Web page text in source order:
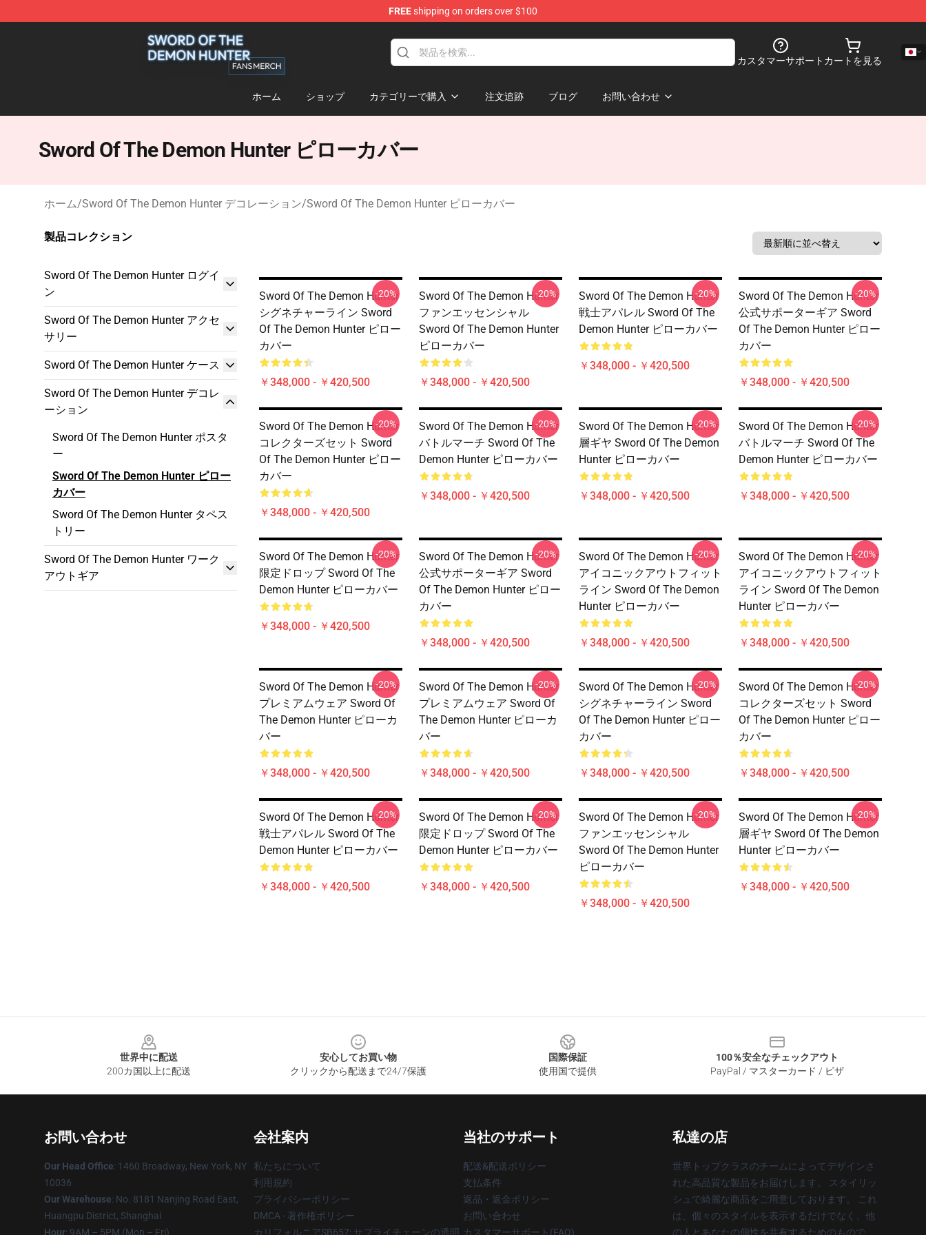
FREEshipping on orders over $100
Sword Of The Demon Hunter Shop - Official Sword Of The Demon Hunter Merchandise Store
カスタマーサポート カートを見る
ホーム ショップ カテゴリーで購入 注文追跡 ブログ お問い合わせ
Sword Of The Demon Hunter ピローカバー
ホーム/Sword Of The Demon Hunter デコレーション/Sword Of The Demon Hunter ピローカバー
製品コレクション
Sword Of The Demon Hunter ログイ
ン
Sword Of The Demon Hunter アクセ
サリー
Sword Of The Demon Hunter ケース
Sword Of The Demon Hunter デコレ
ーション
Sword Of The Demon Hunter ポスタ
ー
Sword Of The Demon Hunter ピロー
カバー
Sword Of The Demon Hunter タペス
トリー
Sword Of The Demon Hunter ワーク
アウトギア
Sword Of The Demon Hunter
シグネチャーライン Sword
Of The Demon Hunter ピロー
カバー
￥348,000 - ￥420,500
-20%
Sword Of The Demon Hunter
ファンエッセンシャル
Sword Of The Demon Hunter
ピローカバー
￥348,000 - ￥420,500
-20%
Sword Of The Demon Hunter
戦士アパレル Sword Of The
Demon Hunter ピローカバー
￥348,000 - ￥420,500
-20%
Sword Of The Demon Hunter
公式サポーターギア Sword
Of The Demon Hunter ピロー
カバー
￥348,000 - ￥420,500
-20%
Sword Of The Demon Hunter
コレクターズセット Sword
Of The Demon Hunter ピロー
カバー
￥348,000 - ￥420,500
-20%
Sword Of The Demon Hunter
バトルマーチ Sword Of The
Demon Hunter ピローカバー
￥348,000 - ￥420,500
-20%
Sword Of The Demon Hunter
層ギヤ Sword Of The Demon
Hunter ピローカバー
￥348,000 - ￥420,500
-20%
Sword Of The Demon Hunter
バトルマーチ Sword Of The
Demon Hunter ピローカバー
￥348,000 - ￥420,500
-20%
Sword Of The Demon Hunter
限定ドロップ Sword Of The
Demon Hunter ピローカバー
￥348,000 - ￥420,500
-20%
Sword Of The Demon Hunter
公式サポーターギア Sword
Of The Demon Hunter ピロー
カバー
￥348,000 - ￥420,500
-20%
Sword Of The Demon Hunter
アイコニックアウトフィット
ライン Sword Of The Demon
Hunter ピローカバー
￥348,000 - ￥420,500
-20%
Sword Of The Demon Hunter
アイコニックアウトフィット
ライン Sword Of The Demon
Hunter ピローカバー
￥348,000 - ￥420,500
-20%
Sword Of The Demon Hunter
プレミアムウェア Sword Of
The Demon Hunter ピローカ
バー
￥348,000 - ￥420,500
-20%
Sword Of The Demon Hunter
プレミアムウェア Sword Of
The Demon Hunter ピローカ
バー
￥348,000 - ￥420,500
-20%
Sword Of The Demon Hunter
シグネチャーライン Sword
Of The Demon Hunter ピロー
カバー
￥348,000 - ￥420,500
-20%
Sword Of The Demon Hunter
コレクターズセット Sword
Of The Demon Hunter ピロー
カバー
￥348,000 - ￥420,500
-20%
Sword Of The Demon Hunter
戦士アパレル Sword Of The
Demon Hunter ピローカバー
￥348,000 - ￥420,500
-20%
Sword Of The Demon Hunter
限定ドロップ Sword Of The
Demon Hunter ピローカバー
￥348,000 - ￥420,500
-20%
Sword Of The Demon Hunter
ファンエッセンシャル
Sword Of The Demon Hunter
ピローカバー
￥348,000 - ￥420,500
-20%
Sword Of The Demon Hunter
層ギヤ Sword Of The Demon
Hunter ピローカバー
￥348,000 - ￥420,500
-20%
世界中に配送
200カ国以上に配送
安心してお買い物
クリックから配送まで24/7保護
国際保証
使用国で提供
100％安全なチェックアウト
PayPal / マスターカード / ビザ
お問い合わせ
Our Head Office: 1460 Broadway, New York, NY
10036
Our Warehouse: No. 8181 Nanjing Road East,
Huangpu District, Shanghai
Hour: 9AM – 5PM (Mon – Fri)
会社案内
私たちについて
利用規約
プライバシーポリシー
DMCA - 著作権ポリシー
カリフォルニアSB657: サプライチェーンの透明
当社のサポート
配送&配送ポリシー
支払条件
返品・返金ポリシー
お問い合わせ
カスタマーサポート(FAQ)
私達の店
世界トップクラスのチームによってデザインさ
れた高品質な製品をお届けします。 スタイリッ
シュで綺麗な商品をご用意しております。 これ
は、個々のスタイルを表示するだけでなく、他
の人とあなたの個性を共有するためのもので